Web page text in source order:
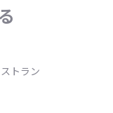
トラン